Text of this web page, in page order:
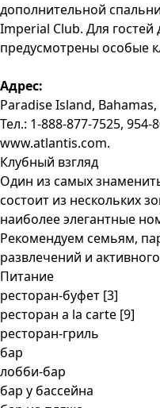
дополнительной
Imperial Club. Для
предусмотрены особые
Адрес:
Paradise Island, Bahamas,
Тел.: 1-888-877-7525, 954-
www.atlantis.com.
Клубный взгляд
Один из самых
состоит из нескольких
наиболее элегантные
Рекомендуем семьям,
развлечений и
Питание
ресторан-буфет [3]
ресторан a la carte [9]
ресторан-гриль
бар
лобби-бар
бар у бассейна